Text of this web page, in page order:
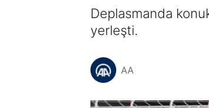
Deplasmanda
yerleşti.
AA